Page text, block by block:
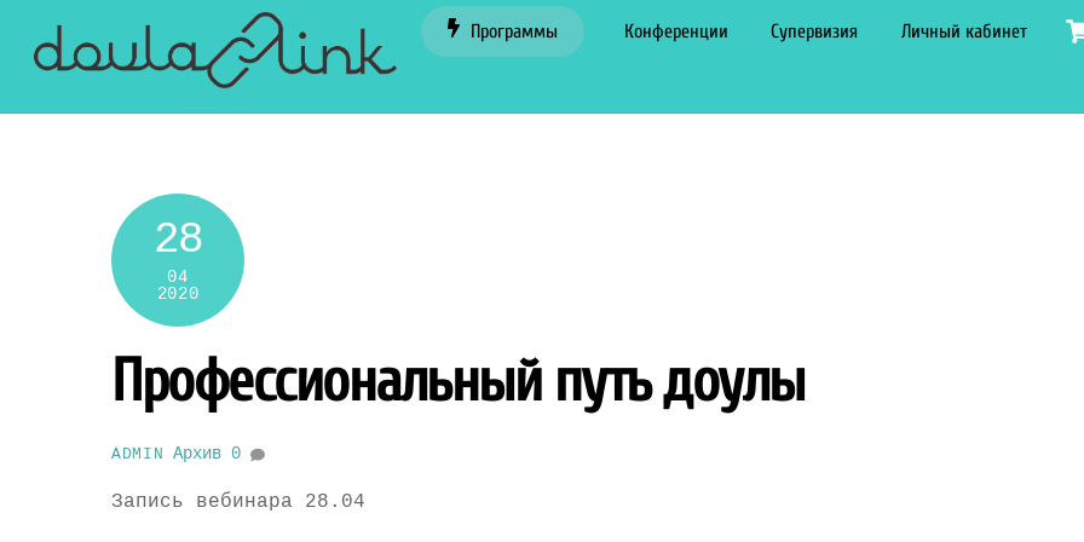
content
Программы Конференции Супервизия Личный кабинет
28
04
2020
Профессиональный путь доулы
ADMIN Архив 0
Запись вебинара 28.04